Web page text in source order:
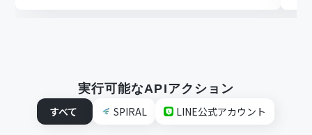
実行可能なAPIアクション
すべて
SPIRAL LINE公式アカウント